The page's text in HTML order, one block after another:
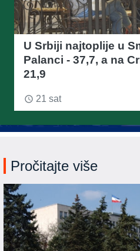
U Srbiji najtoplije u
Palanci - 37,7, a na
21,9
access_time 21 sat
Pročitajte više